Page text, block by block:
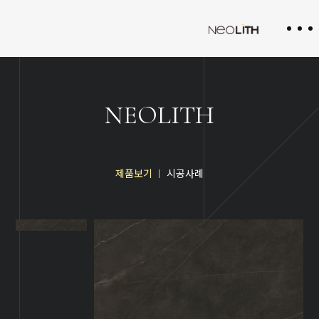
NEOLITH
제품보기 시공사례